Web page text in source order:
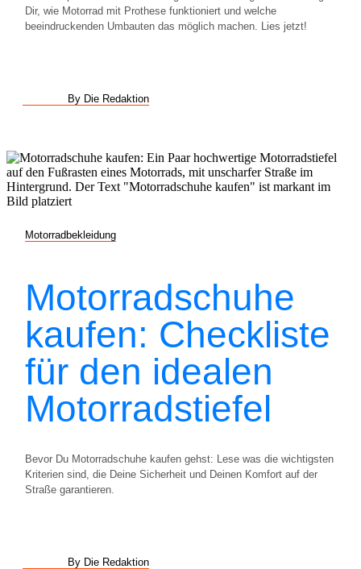
Dir, wie Motorrad mit Prothese funktioniert und welche
beeindruckenden Umbauten das möglich machen. Lies jetzt!
By Die Redaktion
Motorradbekleidung
Motorradschuhe
kaufen: Checkliste
für den idealen
Motorradstiefel
Bevor Du Motorradschuhe kaufen gehst: Lese was die wichtigsten
Kriterien sind, die Deine Sicherheit und Deinen Komfort auf der
Straße garantieren.
By Die Redaktion